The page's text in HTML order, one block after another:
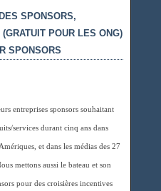
SPONSORS,
POUR LES ONG)
SPONSORS
entreprises sponsors souhaitant
services durant cinq ans dans
et dans les médias des 27
mettons aussi le bateau et son
pour des croisières incentives